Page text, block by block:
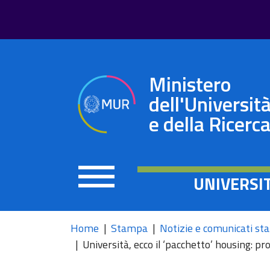
Ministero
dell'Università
e della Ricerca
Home Stampa
Notizie e comunicati
Università, ecco il ‘pacchetto’ housing: